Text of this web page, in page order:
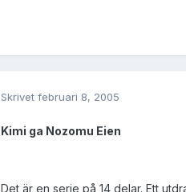
Skrivet februari 8, 2005
Kimi ga Nozomu Eien
Det är en serie på 14 delar. Ett